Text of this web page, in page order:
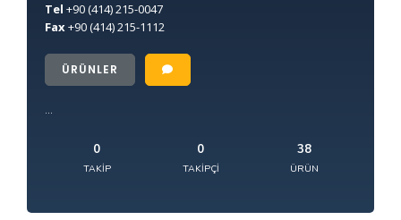
Tel +90(414) 215-0047
Fax+90(414) 215-1112
ÜRÜNLER
0
TAKIP
0
TAKIPÇI
38
ÜRÜN